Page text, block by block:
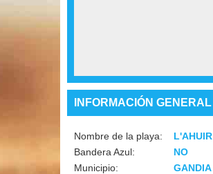
INFORMACIÓN GENERAL
Nombre de la playa:
L'AHUIR
Bandera Azul:
NO
Municipio:
GANDIA